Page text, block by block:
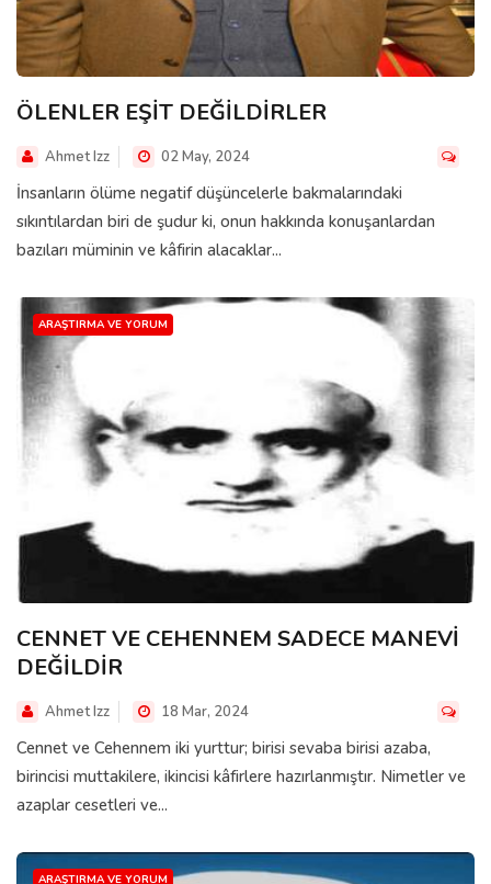
ÖLENLER EŞİT DEĞİLDİRLER
Ahmet Izz 02 May, 2024
İnsanların ölüme negatif düşüncelerle bakmalarındaki
sıkıntılardan biri de şudur ki, onun hakkında konuşanlardan
bazıları müminin ve kâfirin alacaklar...
ARAŞTIRMA VE YORUM
CENNET VE CEHENNEM SADECE MANEVİ
DEĞİLDİR
Ahmet Izz 18 Mar, 2024
Cennet ve Cehennem iki yurttur; birisi sevaba birisi azaba,
birincisi muttakilere, ikincisi kâfirlere hazırlanmıştır. Nimetler ve
azaplar cesetleri ve...
ARAŞTIRMA VE YORUM